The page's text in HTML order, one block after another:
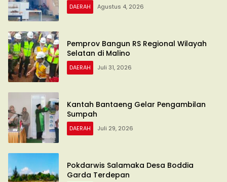
DAERAH Agustus 4, 2026
Pemprov Bangun RS Regional Wilayah
Selatan di Malino
DAERAH Juli 31, 2026
Kantah Bantaeng Gelar Pengambilan
Sumpah
DAERAH Juli 29, 2026
Pokdarwis Salamaka Desa Boddia
Garda Terdepan